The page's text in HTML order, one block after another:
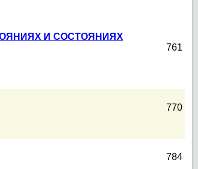
И СОСТОЯНИЯХ
761
770
784